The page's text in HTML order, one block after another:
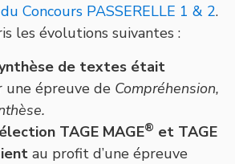
Concours PASSERELLE 1 & 2.
les évolutions suivantes :
de textes était
une épreuve de Compréhension,
TAGE MAGE® et TAGE
au profit d’une épreuve